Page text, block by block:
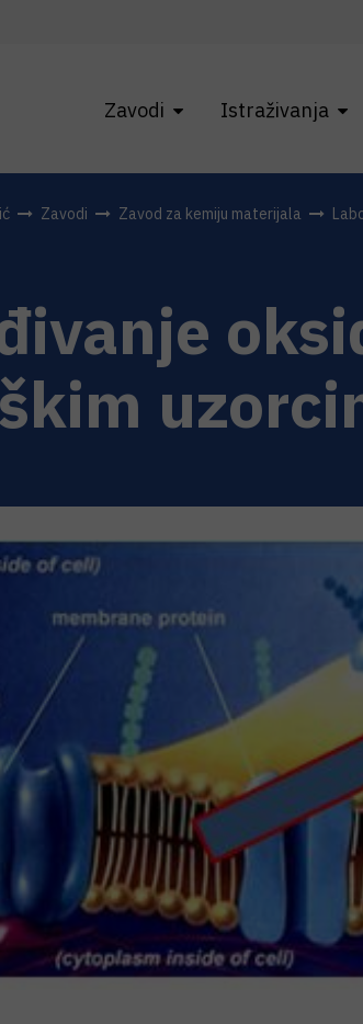
Zavodi Istraživanja
Zavodi Zavod za kemiju materijala